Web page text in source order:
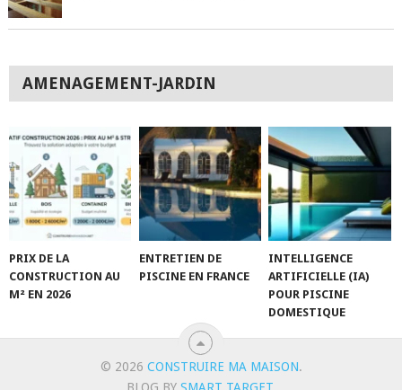
AMENAGEMENT-JARDIN
PRIX DE LA
CONSTRUCTION AU
M² EN 2026
ENTRETIEN DE
PISCINE EN FRANCE
INTELLIGENCE
ARTIFICIELLE (IA)
POUR PISCINE
DOMESTIQUE
© 2026 CONSTRUIRE MA MAISON.